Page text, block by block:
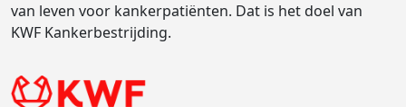
van leven voor kankerpatiënten. Dat is het doel van
KWF Kankerbestrijding.